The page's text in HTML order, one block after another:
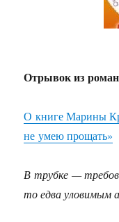
Отрывок из
О книге Марины
не умею прощать»
В трубке —
то едва уловимым